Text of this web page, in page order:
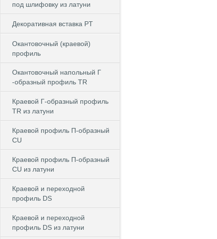
под шлифовку из латуни
Декоративная вставка PT
Окантовочный (краевой)
профиль
Окантовочный напольный Г
-образный профиль TR
Краевой Г-образный профиль
TR из латуни
Краевой профиль П-образный
CU
Краевой профиль П-образный
CU из латуни
Краевой и переходной
профиль DS
Краевой и переходной
профиль DS из латуни